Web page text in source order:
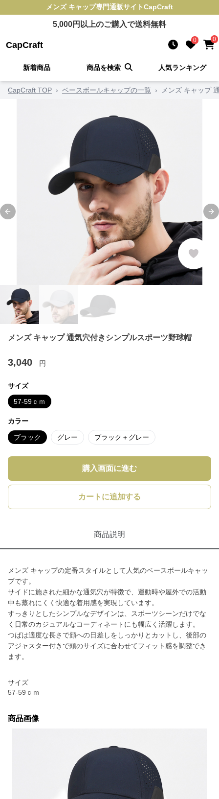
メンズ キャップ専門通販サイトCapCraft
5,000円以上のご購入で送料無料
CapCraft 0 0
新着商品 商品を検索 人気ランキング
CapCraft TOP › ベースボールキャップの一覧 › メンズ キャップ
Previous slide
メンズ キャップ 通気穴付きシンプルスポーツ野球帽
3,040 円
サイズ
57-59ｃｍ
カラー
ブラック グレー ブラック＋グレー
購入画面に進む
カートに追加する
商品説明
メンズ キャップの定番スタイルとして人気のベースボールキャッ
プです。
サイドに施された細かな通気穴が特徴で、運動時や屋外での活動
中も蒸れにくく快適な着用感を実現しています。
すっきりとしたシンプルなデザインは、スポーツシーンだけでな
く日常のカジュアルなコーディネートにも幅広く活躍します。
つばは適度な長さで顔への日差しをしっかりとカットし、後部の
アジャスター付きで頭のサイズに合わせてフィット感を調整でき
ます。
サイズ
57-59ｃｍ
商品画像